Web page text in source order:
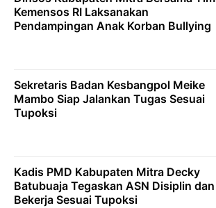
Kemensos RI Laksanakan
Pendampingan Anak Korban Bullying
Sekretaris Badan Kesbangpol Meike
Mambo Siap Jalankan Tugas Sesuai
Tupoksi
Kadis PMD Kabupaten Mitra Decky
Batubuaja Tegaskan ASN Disiplin dan
Bekerja Sesuai Tupoksi